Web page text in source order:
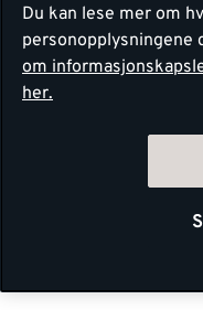
Du kan lese mer om
personopplysningene
om
her.